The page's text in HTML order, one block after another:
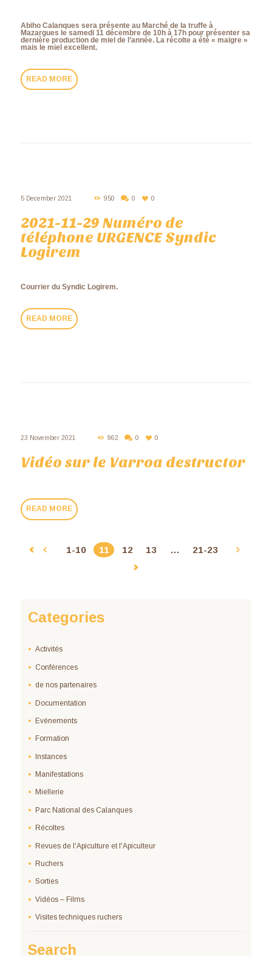
Abiho Calanques sera présente au Marché de la truffe à
Mazargues le samedi 11 décembre de 10h à 17h pour présenter sa
dernière production de miel de l’année. La récolte a été « maigre »
mais le miel excellent.
READ MORE
5 December 2021 950 0 0
2021-11-29 Numéro de
téléphone URGENCE Syndic
Logirem
Courrier du Syndic Logirem.
READ MORE
23 November 2021 962 0 0
Vidéo sur le Varroa destructor
READ MORE
1-10 11 12 13 … 21-23
Categories
Activités
Conférences
de nos partenaires
Documentation
Evénements
Formation
Instances
Manifestations
Miellerie
Parc National des Calanques
Récoltes
Revues de l'Apiculture et l'Apiculteur
Ruchers
Sorties
Vidéos – Films
Visites techniques ruchers
Search